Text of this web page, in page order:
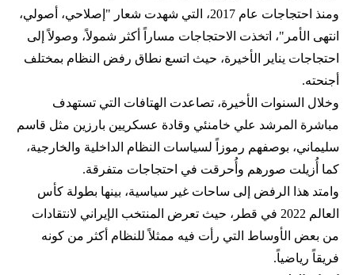
ومنذ احتجاجات عام 2017، التي شهدت شعار "إصلاحي، أصولي،
انتهى الأمر"، اتخذت الاحتجاجات مساراً أكثر شمولاً، وصولاً إلى
احتجاجات يناير الأخيرة، حيث اتسع نطاق رفض النظام بمختلف
أجنحته.
وخلال السنوات الأخيرة، تصاعدت الهتافات التي تستهدف
مباشرة المرشد علي خامنئي وقادة عسكريين بارزين مثل قاسم
سليماني، بوصفهم رموزاً لسياسات النظام الداخلية والخارجية،
كما أُزيلت صورهم وأُحرقت في احتجاجات متفرقة.
وامتد هذا الرفض إلى ساحات غير سياسية، بينها بطولة كأس
العالم 2022 في قطر، حيث تعرض المنتخب الإيراني لانتقادات
من بعض الأوساط التي رأت فيه ممثلاً للنظام أكثر من كونه
فريقاً رياضياً.